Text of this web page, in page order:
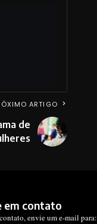
ARTIGO
de
em contato
envie um e-mail para: